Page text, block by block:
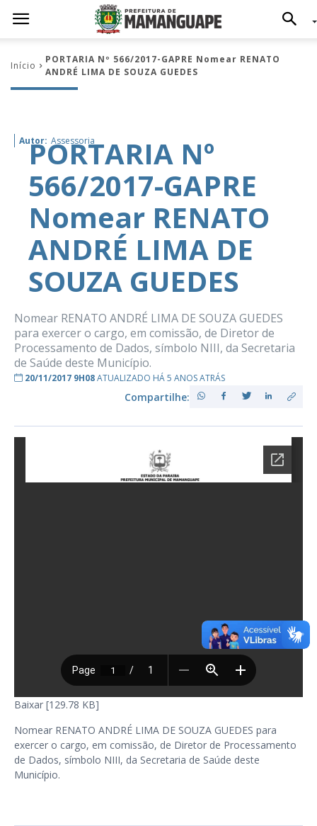
Início
PORTARIA Nº 566/2017-GAPRE Nomear RENATO
ANDRÉ LIMA DE SOUZA GUEDES
Autor: Assessoria
PORTARIA Nº
566/2017-GAPRE
Nomear RENATO
ANDRÉ LIMA DE
SOUZA GUEDES
Nomear RENATO ANDRÉ LIMA DE SOUZA GUEDES
para exercer o cargo, em comissão, de Diretor de
Processamento de Dados, símbolo NIII, da Secretaria
de Saúde deste Município.
20/11/2017 9H08ATUALIZADO HÁ 5 ANOS ATRÁS
Compartilhe:
Baixar [129.78 KB]
Nomear RENATO ANDRÉ LIMA DE SOUZA GUEDES para
exercer o cargo, em comissão, de Diretor de Processamento
de Dados, símbolo NIII, da Secretaria de Saúde deste
Município.